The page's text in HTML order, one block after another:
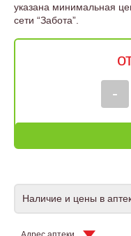
указана минимальная
сети “Забота”.
-
Наличие и цены в